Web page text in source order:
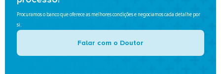
Procuramos o banco que oferece as melhores condições e negociamos cada detalhe por
si.
Falar com o Doutor